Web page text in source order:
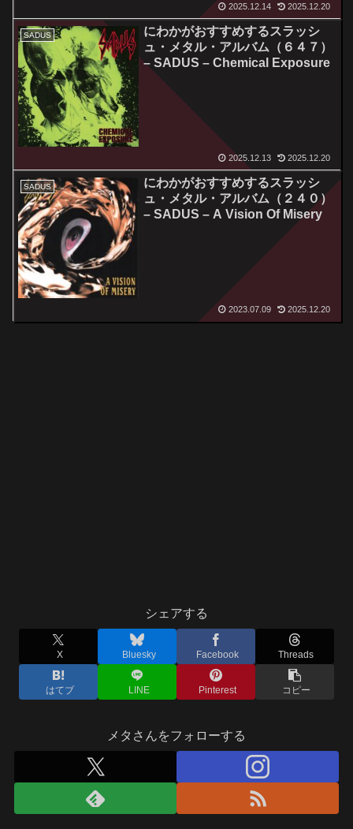
2025.12.14 2025.12.20
SADUS
にわかがおすすめするスラッシ
ュ・メタル・アルバム（６４７）
– SADUS – Chemical Exposure
2025.12.13 2025.12.20
SADUS
にわかがおすすめするスラッシ
ュ・メタル・アルバム（２４０）
– SADUS – A Vision Of Misery
2023.07.09 2025.12.20
シェアする
X Bluesky Facebook Threads
はてブ LINE Pinterest コピー
メタさんをフォローする